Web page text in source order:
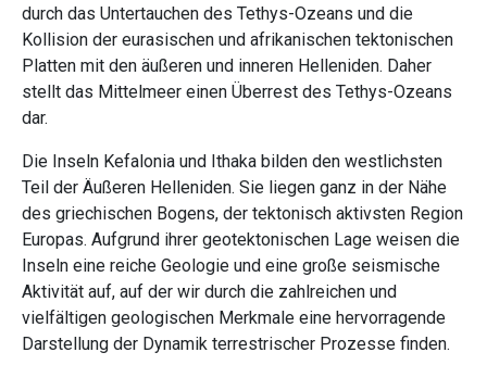
durch das Untertauchen des Tethys-Ozeans und die
Kollision der eurasischen und afrikanischen tektonischen
Platten mit den äußeren und inneren Helleniden. Daher
stellt das Mittelmeer einen Überrest des Tethys-Ozeans
dar.
Die Inseln Kefalonia und Ithaka bilden den westlichsten
Teil der Äußeren Helleniden. Sie liegen ganz in der Nähe
des griechischen Bogens, der tektonisch aktivsten Region
Europas. Aufgrund ihrer geotektonischen Lage weisen die
Inseln eine reiche Geologie und eine große seismische
Aktivität auf, auf der wir durch die zahlreichen und
vielfältigen geologischen Merkmale eine hervorragende
Darstellung der Dynamik terrestrischer Prozesse finden.